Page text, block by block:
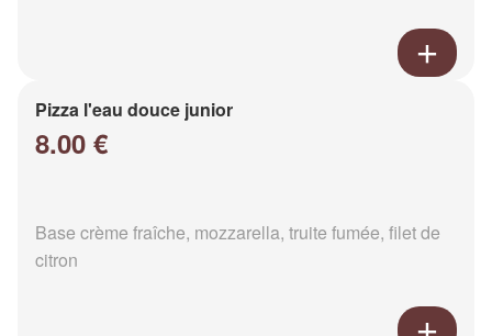
Pizza l'eau douce junior
8.00 €
Base crème fraîche, mozzarella, truite fumée, filet de
citron